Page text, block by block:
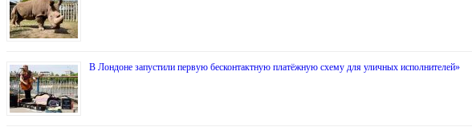
В Лондоне запустили первую бесконтактную платёжную схему для уличных исполнителей»